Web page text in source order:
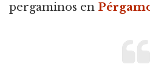
pergaminos en